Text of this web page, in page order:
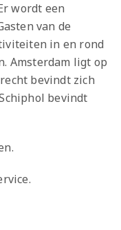
wordt een
van de
in en rond
Amsterdam ligt op
bevindt zich
bevindt